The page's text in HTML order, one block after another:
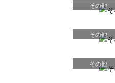
その他
その他
その他